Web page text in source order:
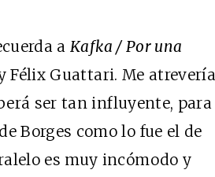
a Kafka / Por una
Félix Guattari. Me atrevería
ser tan influyente, para
Borges como lo fue el de
es muy incómodo y